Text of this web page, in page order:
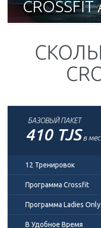
CROSSFIT
410 TJS в
БАЗОВЫЙ ПАКЕТ
12 Тренировок
Программа Crossfit
Программа Ladies Only
В Удобное Время